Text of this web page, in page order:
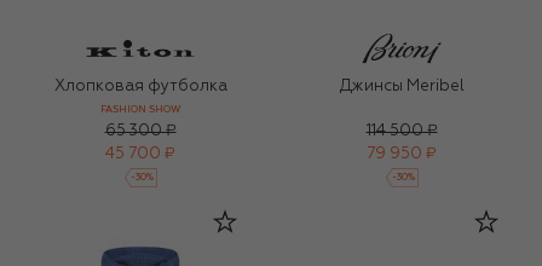
Хлопковая футболка
FASHION SHOW
65 300 ₽
45 700 ₽
-30%
Джинсы Meribel
114 500 ₽
79 950 ₽
-30%